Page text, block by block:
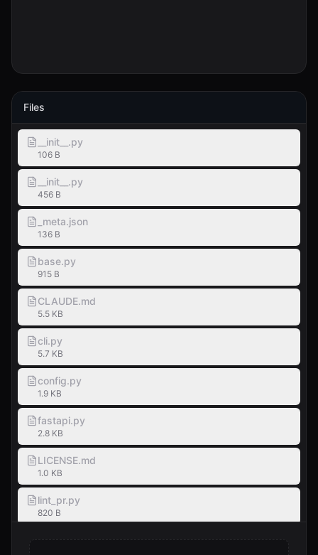
Files
__init__.py
106 B
__init__.py
456 B
_meta.json
136 B
base.py
915 B
CLAUDE.md
5.5 KB
cli.py
5.7 KB
config.py
1.9 KB
fastapi.py
2.8 KB
LICENSE.md
1.0 KB
lint_pr.py
820 B